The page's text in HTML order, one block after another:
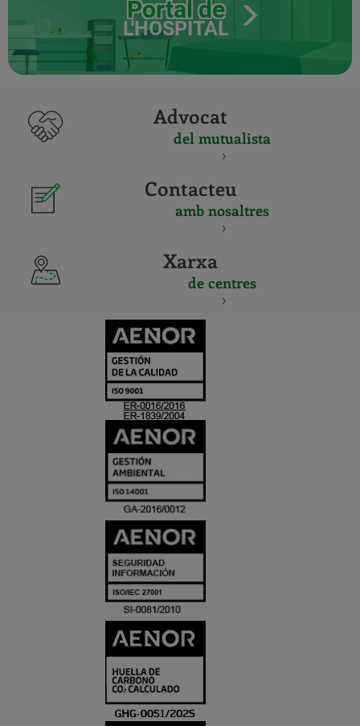
Portal de
L'HOSPITAL
Advocat
del mutualista
Contacteu
amb nosaltres
Xarxa
de centres